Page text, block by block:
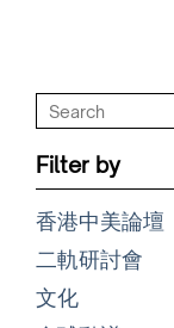
中美交
Filter by
香港中美論壇
二軌研討會
文化